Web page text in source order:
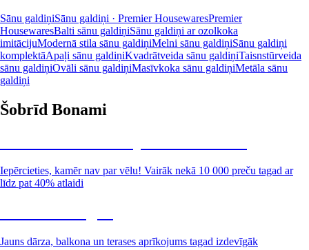
Sānu galdiņiSānu galdiņi · Premier HousewaresPremier
HousewaresBalti sānu galdiņiSānu galdiņi ar ozolkoka
imitācijuModernā stila sānu galdiņiMelni sānu galdiņiSānu galdiņi
komplektāApaļi sānu galdiņiKvadrātveida sānu galdiņiTaisnstūrveida
sānu galdiņiOvāli sānu galdiņiMasīvkoka sānu galdiņiMetāla sānu
galdiņi
Šobrīd Bonami
Iepērcieties, kamēr nav par vēlu! Vairāk nekā 10 000 preču tagad ar
līdz pat 40% atlaidi
Jauns dārza, balkona un terases aprīkojums tagad izdevīgāk